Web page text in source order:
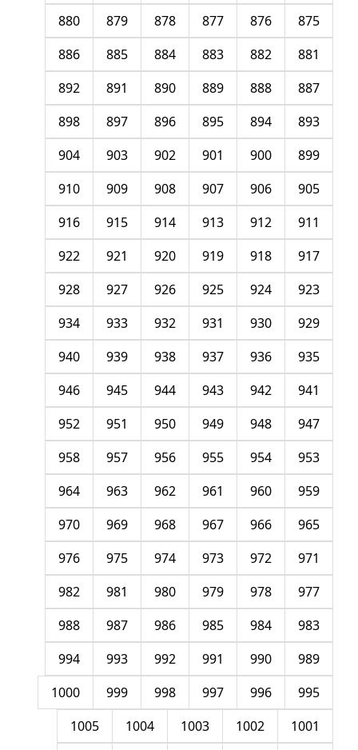
875
876
877
878
879
880
881
882
883
884
885
886
887
888
889
890
891
892
893
894
895
896
897
898
899
900
901
902
903
904
905
906
907
908
909
910
911
912
913
914
915
916
917
918
919
920
921
922
923
924
925
926
927
928
929
930
931
932
933
934
935
936
937
938
939
940
941
942
943
944
945
946
947
948
949
950
951
952
953
954
955
956
957
958
959
960
961
962
963
964
965
966
967
968
969
970
971
972
973
974
975
976
977
978
979
980
981
982
983
984
985
986
987
988
989
990
991
992
993
994
995
996
997
998
999
1000
1001
1002
1003
1004
1005